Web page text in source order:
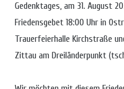
Gedenktages, am 31. August
Friedensgebet 18:00 Uhr in
Trauerfeierhalle Kirchstraße
Zittau am Dreiländerpunkt